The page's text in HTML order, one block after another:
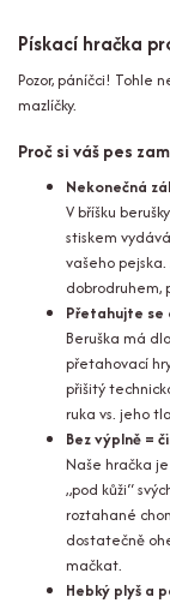
Pískací hračka
Pozor, páníčci! Tohle
mazlíčky.
Proč si váš pes
Nekonečná
V bříšku
stiskem
vašeho
dobrodruhem,
Přetahujte se
Beruška má
přetahovací
přišitý
ruka vs. jeho
Bez výplně =
Naše hračka
„pod kůži“
roztahané
dostatečně
mačkat.
Hebký plyš a